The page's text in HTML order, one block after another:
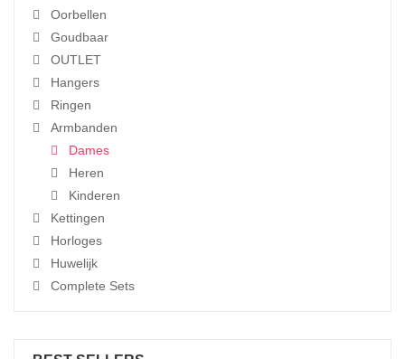
Oorbellen
Goudbaar
OUTLET
Hangers
Ringen
Armbanden
Dames
Heren
Kinderen
Kettingen
Horloges
Huwelijk
Complete Sets